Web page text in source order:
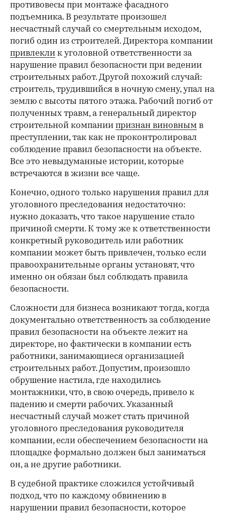
00:00
противовесы при монтаже фасадного
подъемника. В результате произошел
несчастный случай со смертельным исходом,
погиб один из строителей. Директора компании
привлекли к уголовной ответственности за
нарушение правил безопасности при ведении
строительных работ. Другой похожий случай:
строитель, трудившийся в ночную смену, упал на
землю с высоты пятого этажа. Рабочий погиб от
полученных травм, а генеральный директор
строительной компании признан виновным в
преступлении, так как не проконтролировал
соблюдение правил безопасности на объекте.
Все это невыдуманные истории, которые
встречаются в жизни все чаще.
Конечно, одного только нарушения правил для
уголовного преследования недостаточно:
нужно доказать, что такое нарушение стало
причиной смерти. К тому же к ответственности
конкретный руководитель или работник
компании может быть привлечен, только если
правоохранительные органы установят, что
именно он обязан был соблюдать правила
безопасности.
Сложности для бизнеса возникают тогда, когда
документально ответственность за соблюдение
правил безопасности на объекте лежит на
директоре, но фактически в компании есть
работники, занимающиеся организацией
строительных работ. Допустим, произошло
обрушение настила, где находились
монтажники, что, в свою очередь, привело к
падению и смерти рабочих. Указанный
несчастный случай может стать причиной
уголовного преследования руководителя
компании, если обеспечением безопасности на
площадке формально должен был заниматься
он, а не другие работники.
В судебной практике сложился устойчивый
подход, что по каждому обвинению в
нарушении правил безопасности, которое